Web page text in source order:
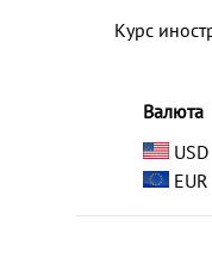
Курс
Валюта
USD
EUR